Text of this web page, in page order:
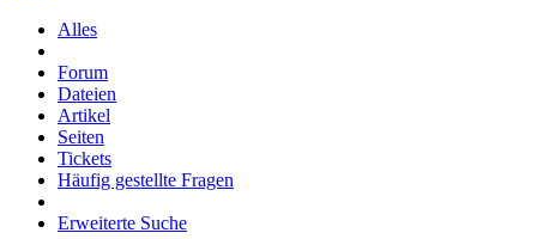
Alles
Forum
Dateien
Artikel
Seiten
Tickets
Häufig gestellte Fragen
Erweiterte Suche